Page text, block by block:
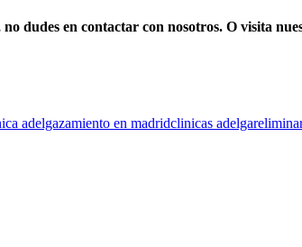
no dudes en contactar con nosotros. O visita
adelgazamiento en madridclinicas adelgar